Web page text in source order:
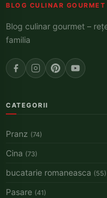
BLOG CULINAR GOURMET
Blog culinar gourmet –
familia
CATEGORII
Pranz (74)
Cina (73)
bucatarie romaneasca (55)
Pasare (41)